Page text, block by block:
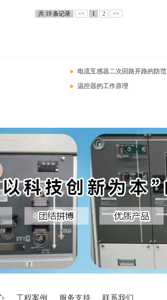
共 19 条记录 << 1 2 >>
电流互感器二次回路开路的防范
温控器的工作原理
工程案例 服务支持 联系我们